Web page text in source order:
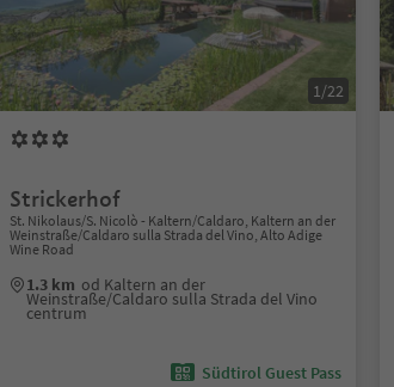
1/22
Strickerhof
St. Nikolaus/S. Nicolò - Kaltern/Caldaro, Kaltern an der
Weinstraße/Caldaro sulla Strada del Vino, Alto Adige
Wine Road
1.3 km od Kaltern an der
Weinstraße/Caldaro sulla Strada del Vino
centrum
Südtirol Guest Pass